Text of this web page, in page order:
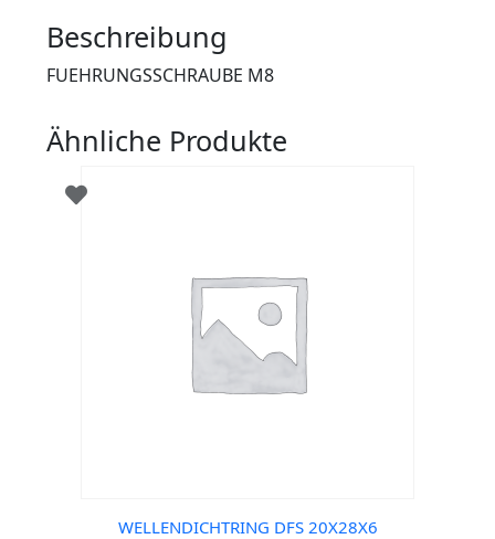
Beschreibung
FUEHRUNGSSCHRAUBE M8
Ähnliche Produkte
WELLENDICHTRING DFS 20X28X6